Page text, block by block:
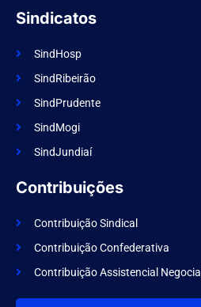
Sindicatos
SindHosp
SindRibeirão
SindPrudente
SindMogi
SindJundiaí
Contribuições
Contribuição Sindical
Contribuição Confederativa
Contribuição Assistencial Negocial